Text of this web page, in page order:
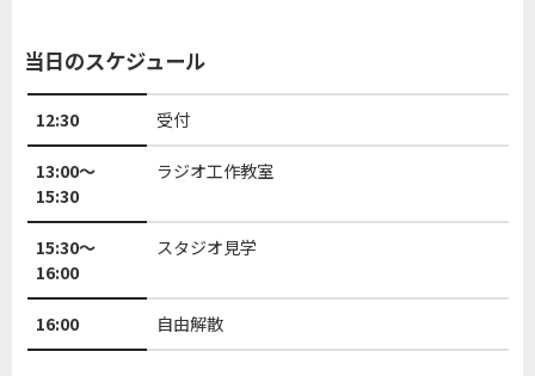
当日のスケジュール
12:30 受付
13:00～
15:30
ラジオ工作教室
15:30～
16:00
スタジオ見学
16:00 自由解散